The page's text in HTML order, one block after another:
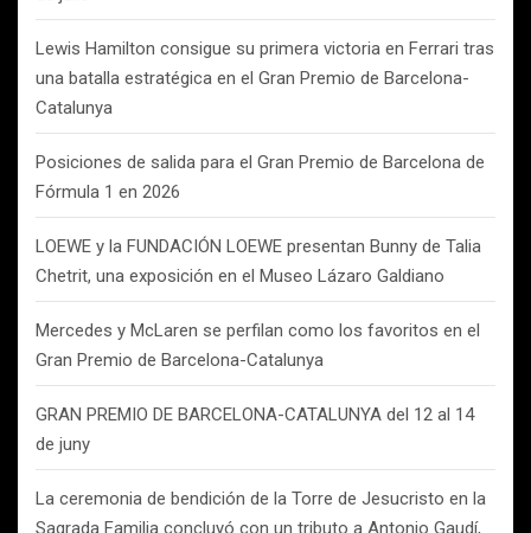
Lewis Hamilton consigue su primera victoria en Ferrari tras
una batalla estratégica en el Gran Premio de Barcelona-
Catalunya
Posiciones de salida para el Gran Premio de Barcelona de
Fórmula 1 en 2026
LOEWE y la FUNDACIÓN LOEWE presentan Bunny de Talia
Chetrit, una exposición en el Museo Lázaro Galdiano
Mercedes y McLaren se perfilan como los favoritos en el
Gran Premio de Barcelona-Catalunya
GRAN PREMIO DE BARCELONA-CATALUNYA del 12 al 14
de juny
La ceremonia de bendición de la Torre de Jesucristo en la
Sagrada Familia concluyó con un tributo a Antonio Gaudí,